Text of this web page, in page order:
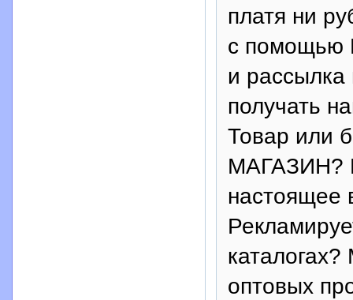
платя ни
с
и
получать
Товар или
МАГАЗИН?
настоящее
оптовых